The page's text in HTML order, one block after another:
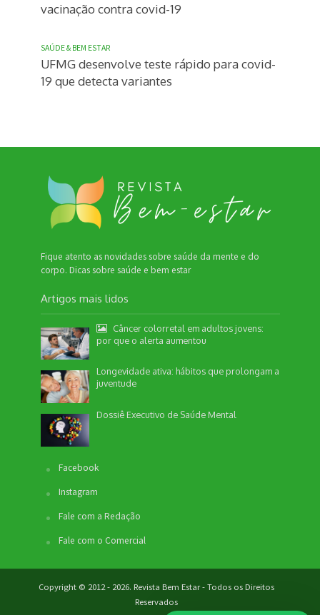
vacinação contra covid-19
SAÚDE & BEM ESTAR
UFMG desenvolve teste rápido para covid-
19 que detecta variantes
Fique atento as novidades sobre saúde da mente e do
corpo. Dicas sobre saúde e bem estar
Artigos mais lidos
Câncer colorretal em adultos jovens:
por que o alerta aumentou
Longevidade ativa: hábitos que prolongam a
juventude
Dossiê Executivo de Saúde Mental
Facebook
Instagram
Fale com a Redação
Fale com o Comercial
Copyright © 2012 - 2026. Revista Bem Estar - Todos os Direitos
Reservados
para responder às suas perguntas. Informe se
Redação
Envio de Pauta
Não disponível no momento